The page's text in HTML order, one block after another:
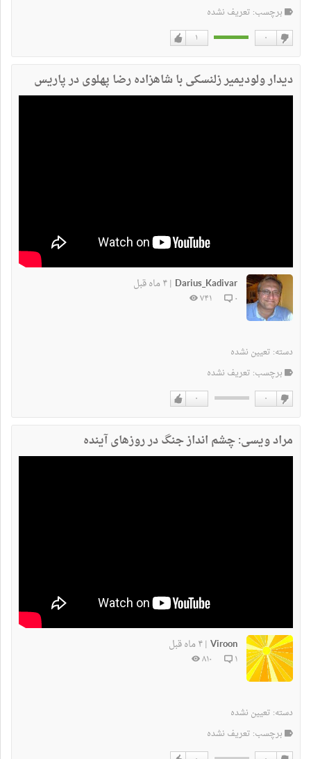
برچسب: تعریف نشده
۱ ۰
دیدار ولودیمیر زلنسکی با شاهزاده رضا پهلوی در پاریس
Darius_Kadivar
|۴ ماه قبل
۰ ۷۴۱
دسته: تعیین نشده
برچسب: تعریف نشده
۰ ۰
مراد ویسی: چشم انداز جنگ در روزهای آینده
Viroon
|۴ ماه قبل
۱ ۸۱۰
دسته: تعیین نشده
برچسب: تعریف نشده